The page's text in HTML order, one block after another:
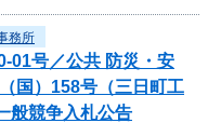
務所
01号／公共 防災・安
国）158号（三日町工
般競争入札公告